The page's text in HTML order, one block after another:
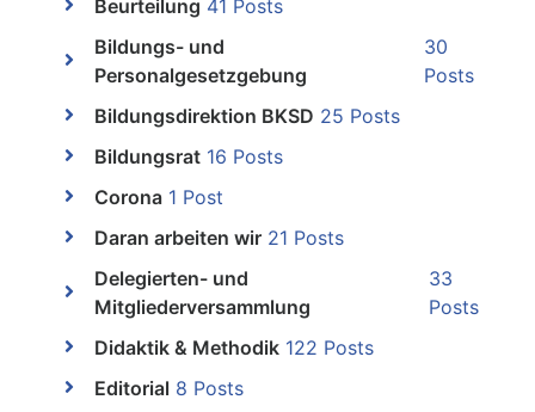
Beurteilung 41 Posts
Bildungs- und
Personalgesetzgebung
30
Posts
Bildungsdirektion BKSD 25 Posts
Bildungsrat 16 Posts
Corona 1 Post
Daran arbeiten wir 21 Posts
Delegierten- und
Mitgliederversammlung
33
Posts
Didaktik & Methodik 122 Posts
Editorial 8 Posts